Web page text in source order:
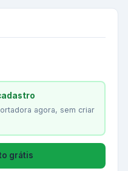
agora, sem criar
grátis